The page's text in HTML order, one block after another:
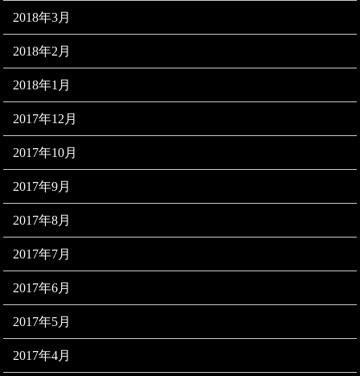
2018年3月
2018年2月
2018年1月
2017年12月
2017年10月
2017年9月
2017年8月
2017年7月
2017年6月
2017年5月
2017年4月